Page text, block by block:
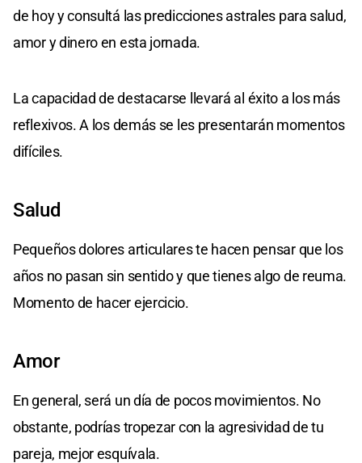
de hoy y consultá las predicciones astrales para salud,
amor y dinero en esta jornada.
La capacidad de destacarse llevará al éxito a los más
reflexivos. A los demás se les presentarán momentos
difíciles.
Salud
Pequeños dolores articulares te hacen pensar que los
años no pasan sin sentido y que tienes algo de reuma.
Momento de hacer ejercicio.
Amor
En general, será un día de pocos movimientos. No
obstante, podrías tropezar con la agresividad de tu
pareja, mejor esquívala.